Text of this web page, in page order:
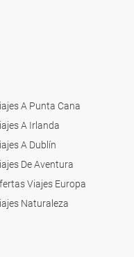
A Punta Cana
A Irlanda
A Dublín
De Aventura
Viajes Europa
Naturaleza